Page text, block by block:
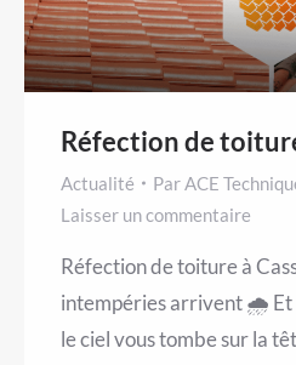
Réfection de
Actualité ParACE
Laisser un commentaire
Réfection de toiture à
intempéries arrivent 🌧️ Et
le ciel vous tombe sur la